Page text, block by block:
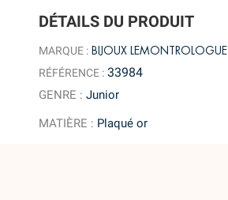
DÉTAILS DU PRODUIT
MARQUE : BIJOUX LEMONTROLOGUE
RÉFÉRENCE : 33984
GENRE :Junior
MATIÈRE : Plaqué or